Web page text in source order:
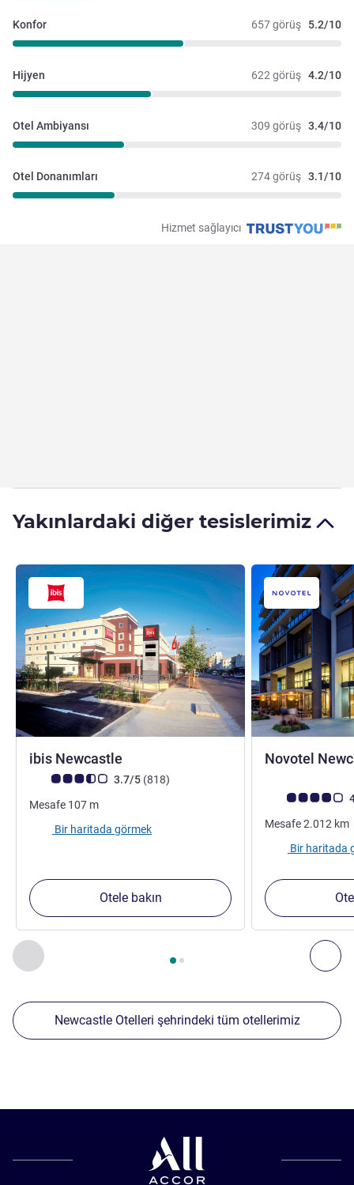
657 görüş 5.2/10
Konfor
622 görüş 4.2/10
Hijyen
309 görüş 3.4/10
Otel Ambiyansı
274 görüş 3.1/10
Otel Donanımları
Hizmet sağlayıcı
Yakınlardaki diğer tesislerimiz
Önceki - Yakınlardaki diğer tesislerimiz
Sayfa , Yakınlardaki diğer tesislerimiz 1 :, Yakınlardaki
ibis Newcastle
Avis müşterileri puanı (ALL Puanlama)
3.7/5 (818görüş
)
Mesafe 107 m
Bir haritada görmek
Otele bakın
Novotel
Avis müşterileri
Mesafe2.012 km
Bir haritada
Newcastle Otelleri şehrindeki tüm otellerimiz